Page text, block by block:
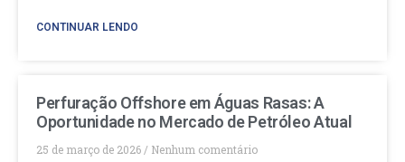
CONTINUAR LENDO
Perfuração Offshore em Águas Rasas: A
Oportunidade no Mercado de Petróleo Atual
25 de março de 2026
Nenhum comentário